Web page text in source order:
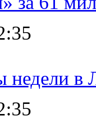
недели в